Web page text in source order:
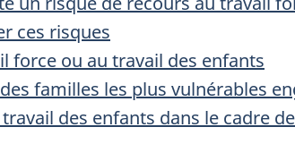
ces risques
force ou au travail des enfants
familles les plus vulnérables
des enfants dans le cadre